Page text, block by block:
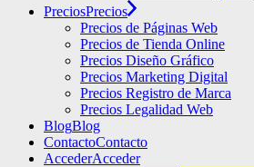
PreciosPrecios
Precios de Páginas Web
Precios de Tienda Online
Precios Diseño Gráfico
Precios Marketing Digital
Precios Registro de Marca
Precios Legalidad Web
BlogBlog
ContactoContacto
AccederAcceder